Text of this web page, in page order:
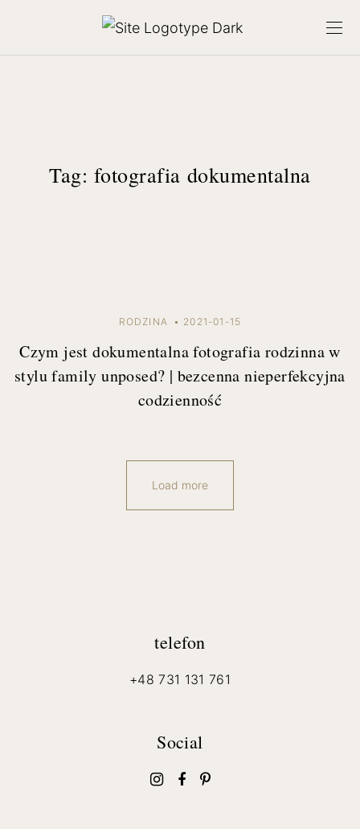
Tag: fotografia dokumentalna
RODZINA 2021-01-15
Czym jest dokumentalna fotografia rodzinna w
stylu family unposed? | bezcenna nieperfekcyjna
codzienność
Load more
telefon
+48 731 131 761
Social